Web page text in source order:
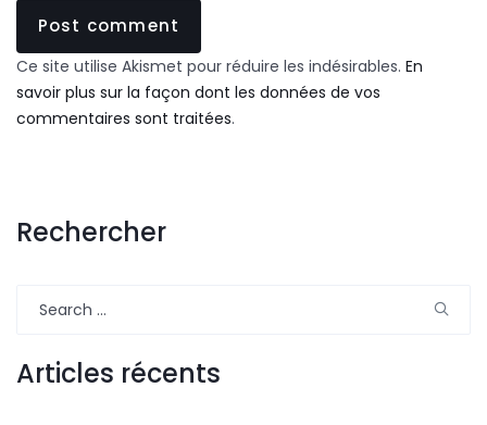
Ce site utilise Akismet pour réduire les indésirables. En
savoir plus sur la façon dont les données de vos
commentaires sont traitées.
Rechercher
Articles récents